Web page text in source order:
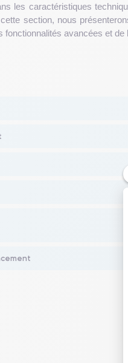
les caractéristiques
section, nous
fonctionnalités avancées et